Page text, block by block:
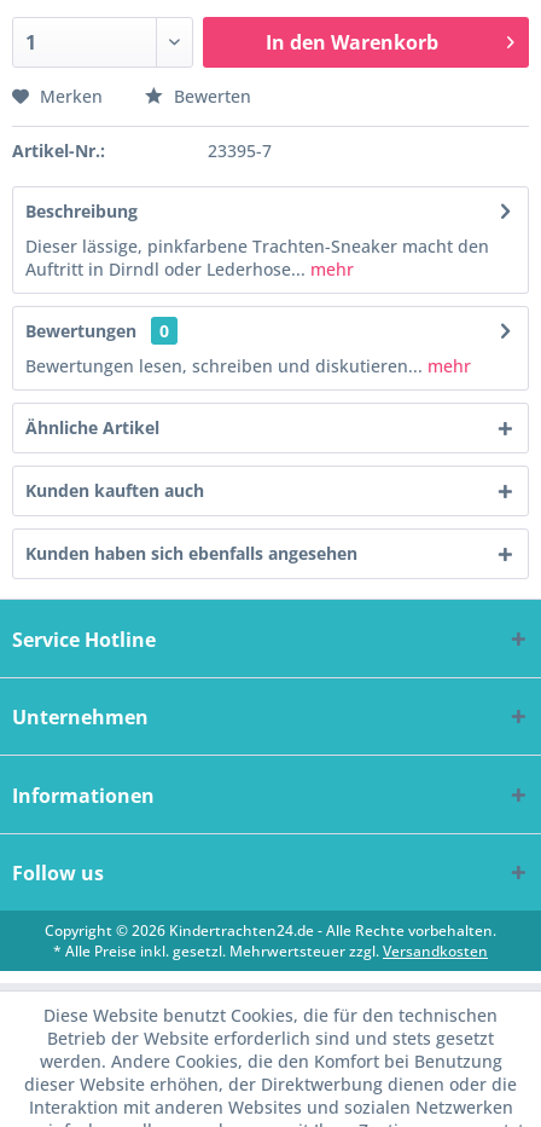
In den Warenkorb
Merken Bewerten
Artikel-Nr.: 23395-7
Beschreibung
Dieser lässige, pinkfarbene Trachten-Sneaker macht den
Auftritt in Dirndl oder Lederhose... mehr
Bewertungen
0
Bewertungen lesen, schreiben und diskutieren... mehr
Ähnliche Artikel
Kunden kauften auch
Kunden haben sich ebenfalls angesehen
Service Hotline
Unternehmen
Informationen
Follow us
Copyright © 2026 Kindertrachten24.de - Alle Rechte vorbehalten.
* Alle Preise inkl. gesetzl. Mehrwertsteuer zzgl.Versandkosten
Diese Website benutzt Cookies, die für den technischen
Betrieb der Website erforderlich sind und stets gesetzt
werden. Andere Cookies, die den Komfort bei Benutzung
dieser Website erhöhen, der Direktwerbung dienen oder die
Interaktion mit anderen Websites und sozialen Netzwerken